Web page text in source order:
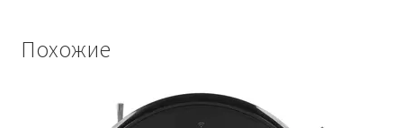
Похожие